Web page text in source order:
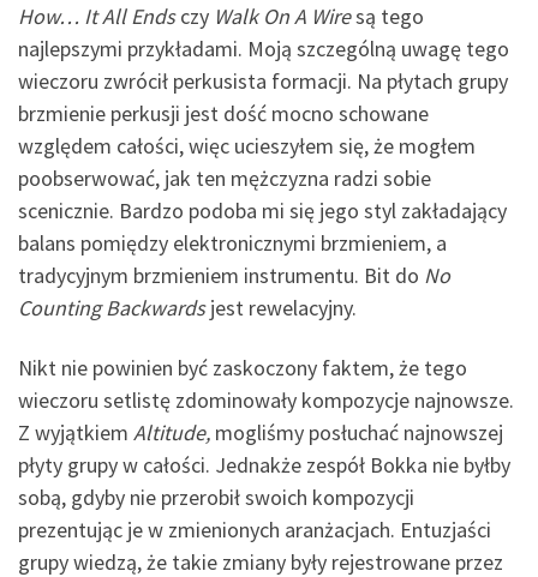
How… It All Endsczy Walk On A Wiresą tego
najlepszymi przykładami. Moją szczególną uwagę tego
wieczoru zwrócił perkusista formacji. Na płytach grupy
brzmienie perkusji jest dość mocno schowane
względem całości, więc ucieszyłem się, że mogłem
poobserwować, jak ten mężczyzna radzi sobie
scenicznie. Bardzo podoba mi się jego styl zakładający
balans pomiędzy elektronicznymi brzmieniem, a
tradycyjnym brzmieniem instrumentu. Bit do No
Counting Backwardsjest rewelacyjny.
Nikt nie powinien być zaskoczony faktem, że tego
wieczoru setlistę zdominowały kompozycje najnowsze.
Z wyjątkiem Altitude, mogliśmy posłuchać najnowszej
płyty grupy w całości. Jednakże zespół Bokka nie byłby
sobą, gdyby nie przerobił swoich kompozycji
prezentując je w zmienionych aranżacjach. Entuzjaści
grupy wiedzą, że takie zmiany były rejestrowane przez